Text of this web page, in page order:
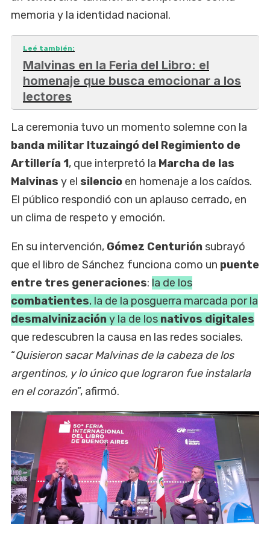
memoria y la identidad nacional.
Leé también:
Malvinas en la Feria del Libro: el
homenaje que busca emocionar a los
lectores
La ceremonia tuvo un momento solemne con la
banda militar Ituzaingó del Regimiento de
Artillería 1, que interpretó la Marcha de las
Malvinas y el silencio en homenaje a los caídos.
El público respondió con un aplauso cerrado, en
un clima de respeto y emoción.
En su intervención, Gómez Centurión subrayó
que el libro de Sánchez funciona como un puente
entre tres generaciones: la de los
combatientes, la de la posguerra marcada por la
desmalvinizacióny la de los nativos digitales
que redescubren la causa en las redes sociales.
“Quisieron sacar Malvinas de la cabeza de los
argentinos, y lo único que lograron fue instalarla
en el corazón”, afirmó.